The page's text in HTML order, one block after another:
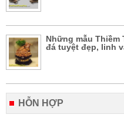
Những mẫu
đá tuyệt đẹp, linh
HỖN HỢP